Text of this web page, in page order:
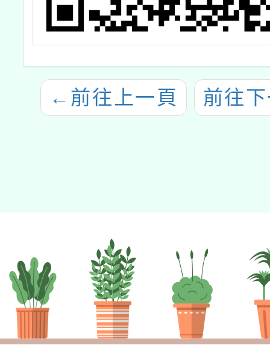
← 前往上一頁 前往